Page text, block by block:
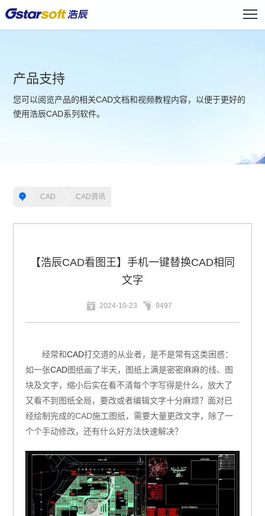
产品支持
您可以阅览产品的相关CAD文档和视频教程内容，以便于更好的
使用浩辰CAD系列软件。
CAD CAD资讯
【浩辰CAD看图王】手机一键替换CAD相同
文字
2024-10-23 9497
经常和CAD打交道的从业者，是不是常有这类困惑：
如一张CAD图纸画了半天，图纸上满是密密麻麻的线、图
块及文字，缩小后实在看不清每个字写得是什么，放大了
又看不到图纸全局，要改或者编辑文字十分麻烦？面对已
经绘制完成的CAD施工图纸，需要大量更改文字，除了一
个个手动修改，还有什么好方法快速解决？